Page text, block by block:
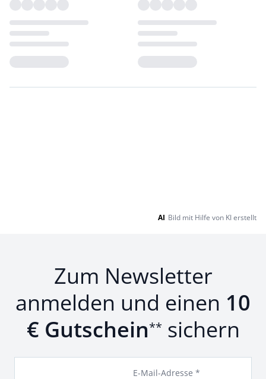
AI Bild mit Hilfe von KI erstellt
Zum Newsletter
anmelden und einen 10
€ Gutschein** sichern
E-Mail-Adresse *